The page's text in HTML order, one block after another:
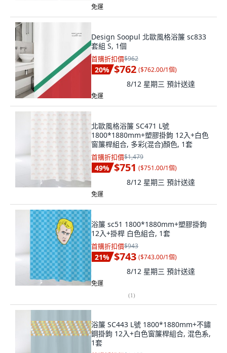
免運
Design Soopul 北歐風格浴簾 sc833
套組 S, 1個
首購折扣價$962
20% $762 ($762.00/1個)
8/12 星期三 預計送達
免運
北歐風格浴簾 SC471 L號
1800*1880mm+塑膠掛鉤 12入+白色
窗簾桿組合, 多彩(混合)顏色, 1套
首購折扣價$1,479
49% $751 ($751.00/1個)
8/12 星期三 預計送達
免運
浴簾 sc51 1800*1880mm+塑膠掛鉤
12入+掛桿 白色組合, 1套
首購折扣價$943
21% $743 ($743.00/1個)
8/12 星期三 預計送達
免運
(1)
浴簾 SC443 L號 1800*1880mm+不鏽
鋼掛鉤 12入+白色窗簾桿組合, 混色系,
1套